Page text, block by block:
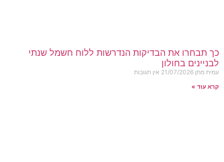
כך תבחרו את הבדיקות הנדרשות ללוח חשמל שנתי
לבניינים בחולון
עמית מתן 21/07/2026 אין תגובות
קרא עוד »